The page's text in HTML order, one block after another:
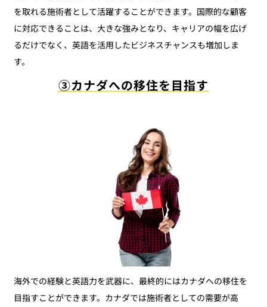
を取れる施術者として活躍することができます。国際的な顧客
に対応できることは、大きな強みとなり、キャリアの幅を広げ
るだけでなく、英語を活用したビジネスチャンスも増加しま
す。
③カナダへの移住を目指す
海外での経験と英語力を武器に、最終的にはカナダへの移住を
目指すことができます。カナダでは施術者としての需要が高